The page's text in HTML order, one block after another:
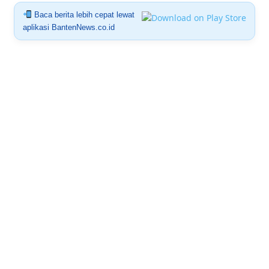
Baca berita lebih cepat lewat
aplikasi BantenNews.co.id